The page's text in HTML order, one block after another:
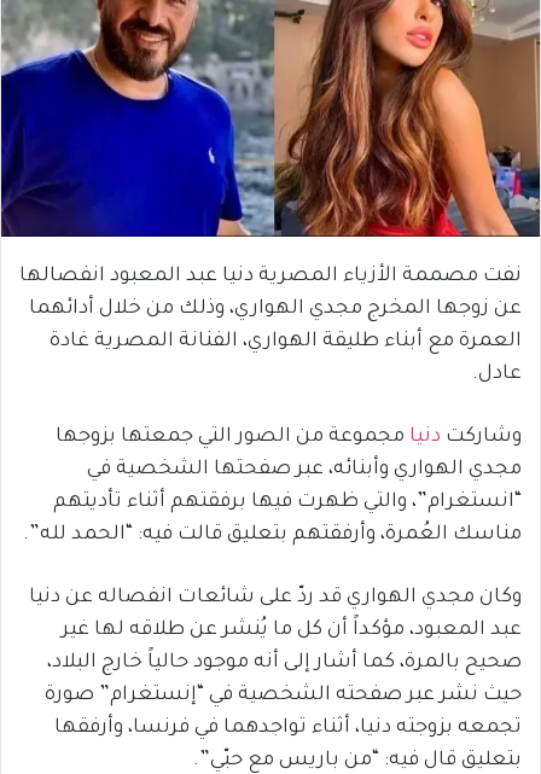
نفت مصممة الأزياء المصرية دنيا عبد المعبود انفصالها
عن زوجها المخرج مجدي الهواري، وذلك من خلال أدائهما
العمرة مع أبناء طليقة الهواري، الفنانة المصرية غادة
عادل.
وشاركت دنيا مجموعة من الصور التي جمعتها بزوجها
مجدي الهواري وأبنائه، عبر صفحتها الشخصية في
“انستغرام”، والتي ظهرت فيها برفقتهم أثناء تأديتهم
مناسك العُمرة، وأرفقتهم بتعليق قالت فيه: “الحمد لله”.
وكان مجدي الهواري قد ردّ على شائعات انفصاله عن دنيا
عبد المعبود، مؤكداً أن كل ما يُنشر عن طلاقه لها غير
صحيح بالمرة، كما أشار إلى أنه موجود حالياً خارج البلاد،
حيث نشر عبر صفحته الشخصية في “إنستغرام” صورة
تجمعه بزوجته دنيا، أثناء تواجدهما في فرنسا، وأرفقها
بتعليق قال فيه: “من باريس مع حبّي”.